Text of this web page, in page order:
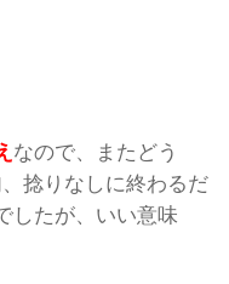
なので、またどう
捻りなしに終わるだ
したが、いい意味